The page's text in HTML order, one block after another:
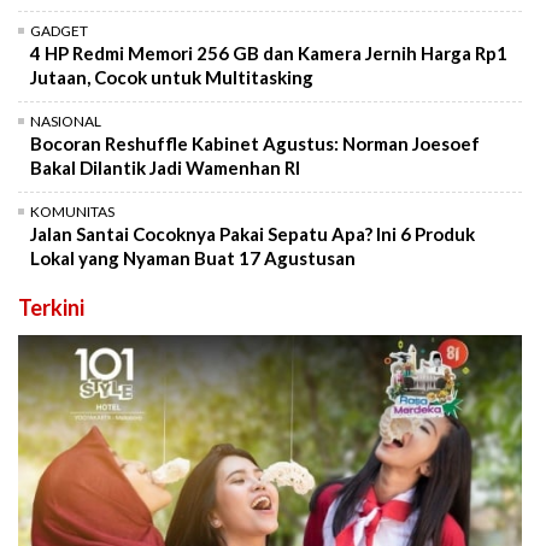
GADGET
4 HP Redmi Memori 256 GB dan Kamera Jernih Harga Rp1
Jutaan, Cocok untuk Multitasking
NASIONAL
Bocoran Reshuffle Kabinet Agustus: Norman Joesoef
Bakal Dilantik Jadi Wamenhan RI
KOMUNITAS
Jalan Santai Cocoknya Pakai Sepatu Apa? Ini 6 Produk
Lokal yang Nyaman Buat 17 Agustusan
Terkini